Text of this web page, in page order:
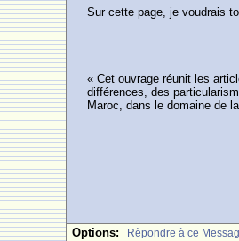
Sur cette page, je voudrais
« Cet ouvrage réunit les
différences, des
Maroc, dans le domaine de
Options: Rèpondre à ce